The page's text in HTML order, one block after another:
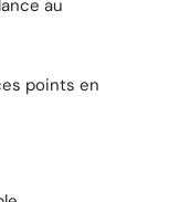
au
points en